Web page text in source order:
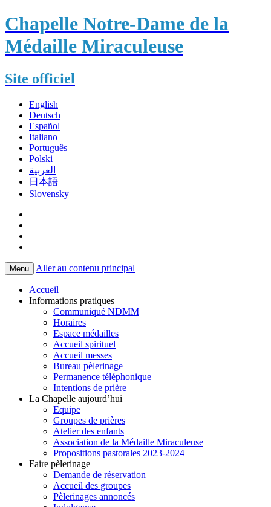
Chapelle Notre-Dame de la
Médaille Miraculeuse
Site officiel
English
Deutsch
Español
Italiano
Português
Polski
العربية
日本語
Slovensky
Menu Aller au contenu principal
Accueil
Informations pratiques
Communiqué NDMM
Horaires
Espace médailles
Accueil spirituel
Accueil messes
Bureau pèlerinage
Permanence téléphonique
Intentions de prière
La Chapelle aujourd’hui
Equipe
Groupes de prières
Atelier des enfants
Association de la Médaille Miraculeuse
Propositions pastorales 2023-2024
Faire pèlerinage
Demande de réservation
Accueil des groupes
Pèlerinages annoncés